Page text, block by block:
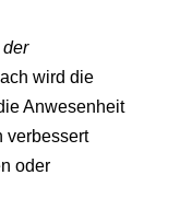
wird die
Anwesenheit
verbessert
oder